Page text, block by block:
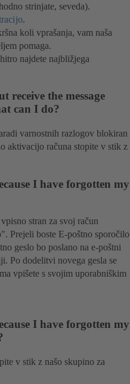
strinjate, seveda).
.
koli vprašanja, vam naša
pomaga.
najdete najbližjega
the message
can I do?
varnostnih razlogov blokiran
aktivacijo računa stopite v stik z
I have forgotten my
stran za svoj račun
Prejeli boste E-poštno sporočilo
geslo bo poslano na e-poštni
Po dodelitvi novega gesla se
vpišete s svojim uporabniškim
I have forgotten my
v stik z našo skupino za